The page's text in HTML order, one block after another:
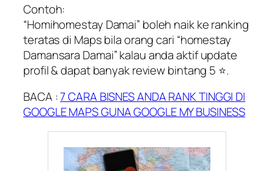
Contoh:
“Homihomestay Damai” boleh naik ke ranking
teratas di Maps bila orang cari “homestay
Damansara Damai” kalau anda aktif update
profil & dapat banyak review bintang 5 ⭐.
BACA :7 CARA BISNES ANDA RANK TINGGI DI
GOOGLE MAPS GUNA GOOGLE MY BUSINESS